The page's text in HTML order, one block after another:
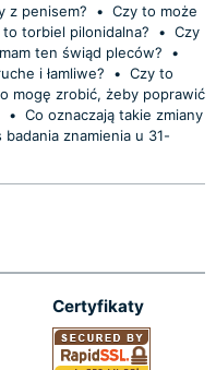
z penisem? • Czy to może
to torbiel pilonidalna? • Czy
ten świąd pleców?
•
i łamliwe?
• Czy to
mogę zrobić, żeby poprawić
• Co oznaczają takie zmiany
znamienia u 31-
Certyfikaty